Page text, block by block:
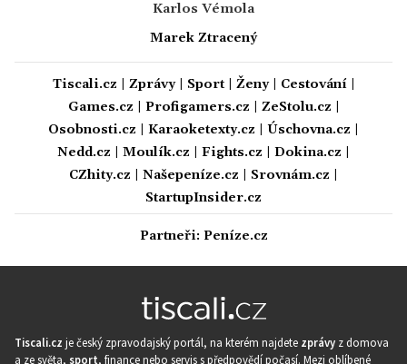
Karlos Vémola
Marek Ztracený
Tiscali.cz Zprávy| Sport| Ženy| Cestování|
Games.cz
Profigamers.cz ZeStolu.cz
Osobnosti.cz
Karaoketexty.cz Úschovna.cz
Nedd.cz
Moulík.cz Fights.cz Dokina.cz
CZhity.cz
Našepeníze.cz Srovnám.cz
StartupInsider.cz
Partneři: Peníze.cz
Tiscali.cz je český zpravodajský portál, na kterém najdete zprávy z domova
a ze světa, sport, finance nebo servis s předpovědí počasí. Mezi oblíbené